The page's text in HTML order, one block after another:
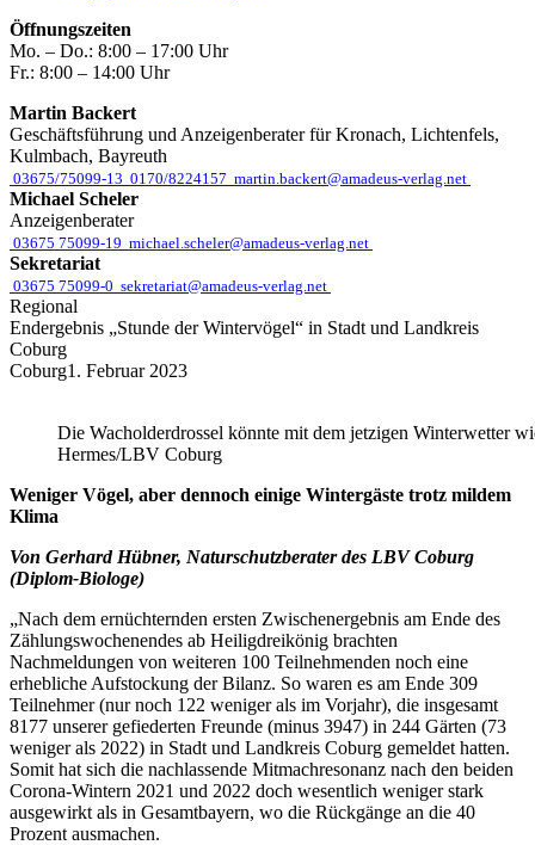
Öffnungszeiten
Mo. – Do.: 8:00 – 17:00 Uhr
Fr.: 8:00 – 14:00 Uhr
Martin Backert
Geschäftsführung und Anzeigenberater für Kronach, Lichtenfels,
Kulmbach, Bayreuth
03675/75099-13 0170/8224157 martin.backert@amadeus-verlag.net
Michael Scheler
Anzeigenberater
03675 75099-19 michael.scheler@amadeus-verlag.net
Sekretariat
03675 75099-0 sekretariat@amadeus-verlag.net
Regional
Endergebnis „Stunde der Wintervögel“ in Stadt und Landkreis
Coburg
Coburg1. Februar 2023
Die Wacholderdrossel könnte mit dem jetzigen Winterwetter
Hermes/LBV Coburg
Weniger Vögel, aber dennoch einige Wintergäste trotz mildem
Klima
Von Gerhard Hübner, Naturschutzberater des LBV Coburg
(Diplom-Biologe)
„Nach dem ernüchternden ersten Zwischenergebnis am Ende des
Zählungswochenendes ab Heiligdreikönig brachten
Nachmeldungen von weiteren 100 Teilnehmenden noch eine
erhebliche Aufstockung der Bilanz. So waren es am Ende 309
Teilnehmer (nur noch 122 weniger als im Vorjahr), die insgesamt
8177 unserer gefiederten Freunde (minus 3947) in 244 Gärten (73
weniger als 2022) in Stadt und Landkreis Coburg gemeldet hatten.
Somit hat sich die nachlassende Mitmachresonanz nach den beiden
Corona-Wintern 2021 und 2022 doch wesentlich weniger stark
ausgewirkt als in Gesamtbayern, wo die Rückgänge an die 40
Prozent ausmachen.